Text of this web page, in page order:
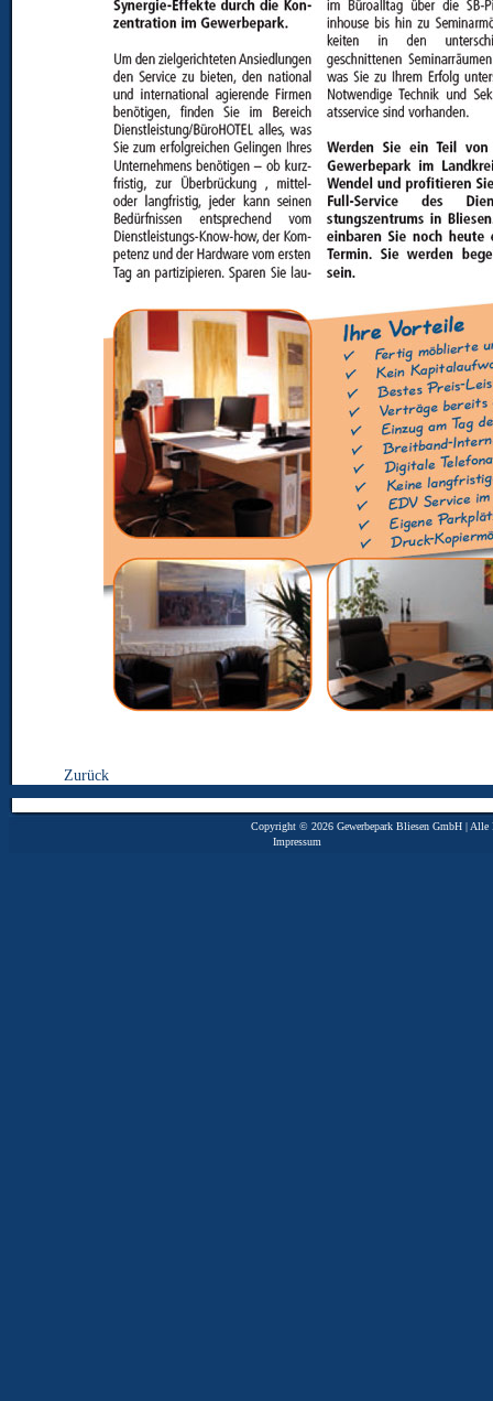
Zurück
Copyright © 2026 Gewerbepark Bliesen GmbH | Alle
Impressum